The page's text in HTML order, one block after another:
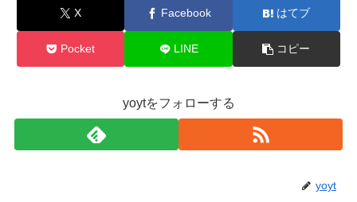
X Facebook はてブ
Pocket LINE コピー
yoytをフォローする
yoyt